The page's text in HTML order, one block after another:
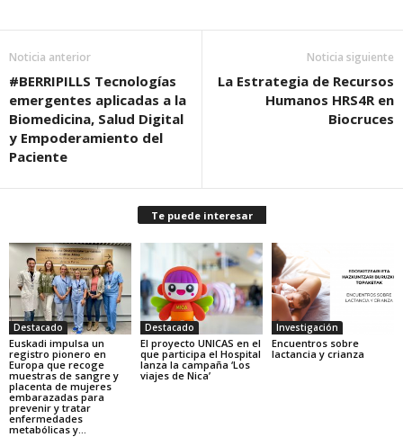
Noticia anterior
#BERRIPILLS Tecnologías
emergentes aplicadas a la
Biomedicina, Salud Digital
y Empoderamiento del
Paciente
Noticia siguiente
La Estrategia de Recursos
Humanos HRS4R en
Biocruces
Te puede interesar
Destacado
Euskadi impulsa un
registro pionero en
Europa que recoge
muestras de sangre y
placenta de mujeres
embarazadas para
prevenir y tratar
enfermedades
metabólicas y...
Destacado
El proyecto UNICAS en el
que participa el Hospital
lanza la campaña ‘Los
viajes de Nica’
Investigación
Encuentros sobre
lactancia y crianza